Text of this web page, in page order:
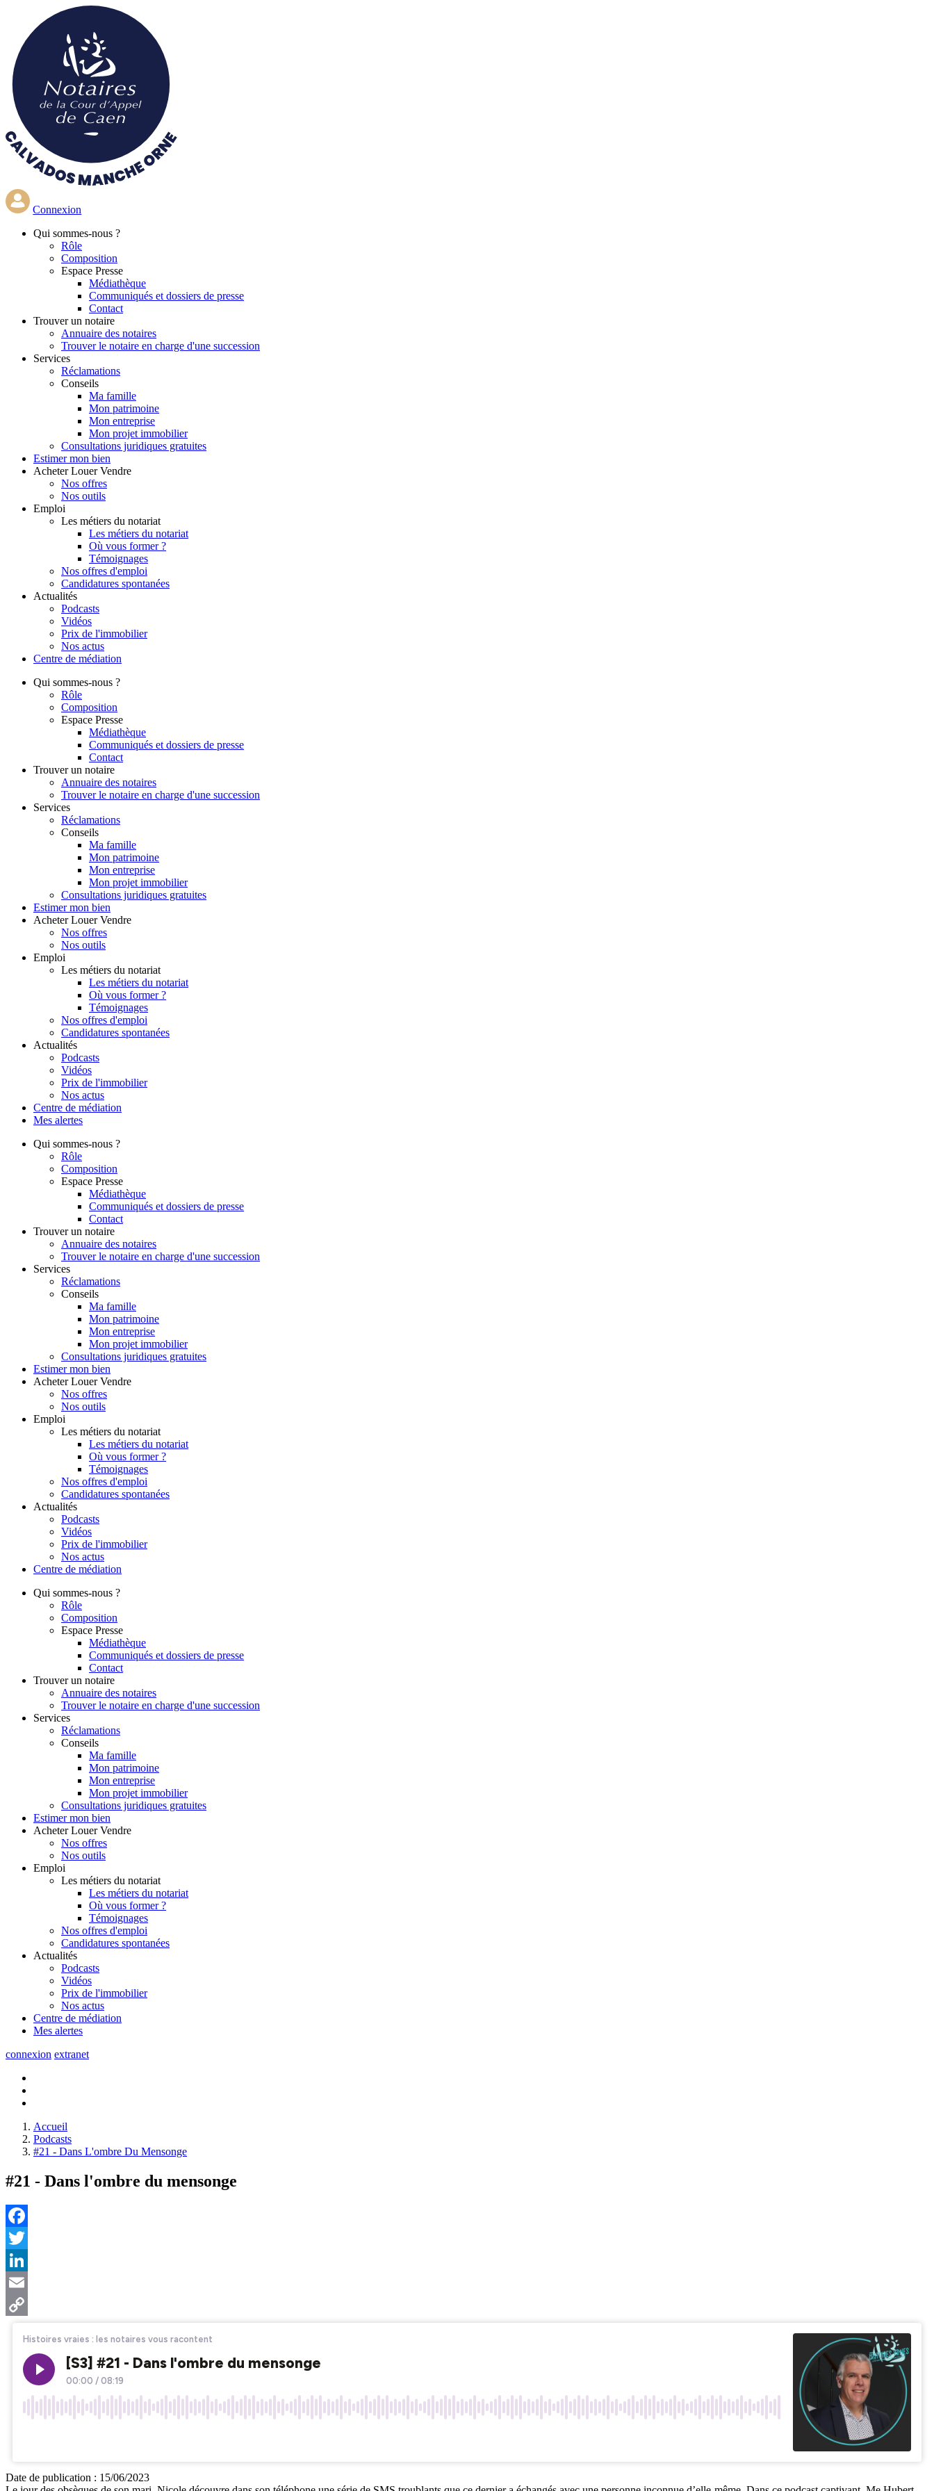
contenu
principal
Connexion
Qui sommes-nous ?
Rôle
Composition
Espace Presse
Médiathèque
Communiqués et dossiers de presse
Contact
Trouver un notaire
Annuaire des notaires
Trouver le notaire en charge d'une succession
Services
Réclamations
Conseils
Ma famille
Mon patrimoine
Mon entreprise
Mon projet immobilier
Consultations juridiques gratuites
Estimer mon bien
Acheter Louer Vendre
Nos offres
Nos outils
Emploi
Les métiers du notariat
Les métiers du notariat
Où vous former ?
Témoignages
Nos offres d'emploi
Candidatures spontanées
Actualités
Podcasts
Vidéos
Prix de l'immobilier
Nos actus
Centre de médiation
Qui sommes-nous ?
Rôle
Composition
Espace Presse
Médiathèque
Communiqués et dossiers de presse
Contact
Trouver un notaire
Annuaire des notaires
Trouver le notaire en charge d'une succession
Services
Réclamations
Conseils
Ma famille
Mon patrimoine
Mon entreprise
Mon projet immobilier
Consultations juridiques gratuites
Estimer mon bien
Acheter Louer Vendre
Nos offres
Nos outils
Emploi
Les métiers du notariat
Les métiers du notariat
Où vous former ?
Témoignages
Nos offres d'emploi
Candidatures spontanées
Actualités
Podcasts
Vidéos
Prix de l'immobilier
Nos actus
Centre de médiation
Mes alertes
Qui sommes-nous ?
Rôle
Composition
Espace Presse
Médiathèque
Communiqués et dossiers de presse
Contact
Trouver un notaire
Annuaire des notaires
Trouver le notaire en charge d'une succession
Services
Réclamations
Conseils
Ma famille
Mon patrimoine
Mon entreprise
Mon projet immobilier
Consultations juridiques gratuites
Estimer mon bien
Acheter Louer Vendre
Nos offres
Nos outils
Emploi
Les métiers du notariat
Les métiers du notariat
Où vous former ?
Témoignages
Nos offres d'emploi
Candidatures spontanées
Actualités
Podcasts
Vidéos
Prix de l'immobilier
Nos actus
Centre de médiation
Qui sommes-nous ?
Rôle
Composition
Espace Presse
Médiathèque
Communiqués et dossiers de presse
Contact
Trouver un notaire
Annuaire des notaires
Trouver le notaire en charge d'une succession
Services
Réclamations
Conseils
Ma famille
Mon patrimoine
Mon entreprise
Mon projet immobilier
Consultations juridiques gratuites
Estimer mon bien
Acheter Louer Vendre
Nos offres
Nos outils
Emploi
Les métiers du notariat
Les métiers du notariat
Où vous former ?
Témoignages
Nos offres d'emploi
Candidatures spontanées
Actualités
Podcasts
Vidéos
Prix de l'immobilier
Nos actus
Centre de médiation
Mes alertes
connexion extranet
Accueil
Podcasts
#21 - Dans L'ombre Du Mensonge
#21 - Dans l'ombre du mensonge
Facebook
Twitter
LinkedIn
Email
Date de publication : 15/06/2023